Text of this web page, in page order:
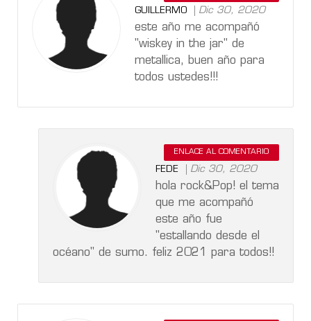
GUILLERMO Dic 30, 2020
este año me acompañó
"wiskey in the jar" de
metallica, buen año para
todos ustedes!!!
ENLACE AL COMENTARIO
FEDE Dic 30, 2020
hola rock&Pop! el tema
que me acompañó
este año fue
"estallando desde el
océano" de sumo. feliz 2021 para todos!!